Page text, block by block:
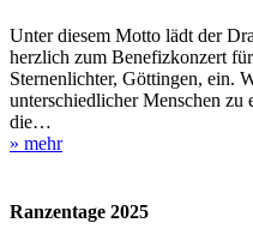
Unter diesem Motto lädt der
herzlich zum Benefizkonzert
Sternenlichter, Göttingen, ein.
unterschiedlicher Menschen zu
die…
» mehr
Ranzentage 2025